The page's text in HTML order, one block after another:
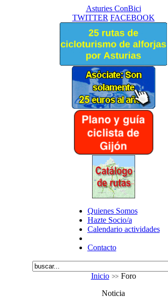
Asturies ConBici
TWITTER FACEBOOK
Quienes Somos
Hazte Socio/a
Calendario actividades
Contacto
Inicio
Foro
Noticia